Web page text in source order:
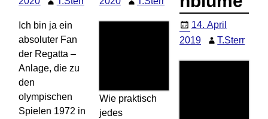
Ich bin ja ein
absoluter Fan
der Regatta –
Anlage, die zu
den
olympischen
Spielen 1972 in
Wie praktisch
jedes
14. April
2019
T.Sterr